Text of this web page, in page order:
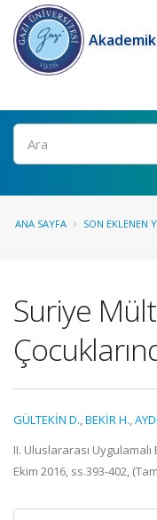
Ara
ANA SAYFA SON EKLENEN
Suriye
GÜLTEKİN D.,BEKİR H.,
II. Uluslararası
Ekim 2016, ss.393-402,